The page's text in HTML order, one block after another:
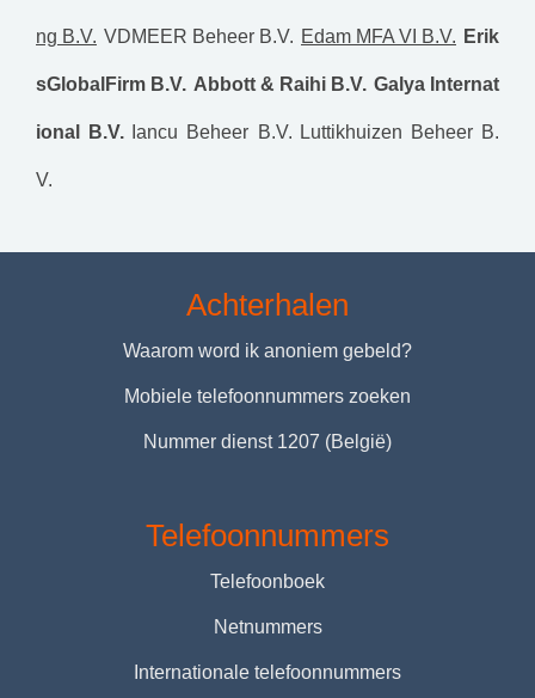
ng B.V. VDMEER Beheer B.V. Edam MFA VI B.V. Erik
sGlobalFirm B.V. Abbott & Raihi B.V. Galya Internat
ional B.V. Iancu Beheer B.V. Luttikhuizen Beheer B.
V.
Achterhalen
Waarom word ik anoniem gebeld?
Mobiele telefoonnummers zoeken
Nummer dienst 1207 (België)
Telefoonnummers
Telefoonboek
Netnummers
Internationale telefoonnummers